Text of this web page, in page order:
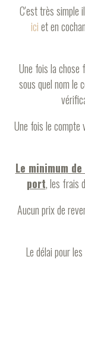
C'est très simple
iciet en
Une fois la chose
sous quel nom le
Une fois le compte
Le minimum
port, les frais
Aucun prix de
Le délai pour